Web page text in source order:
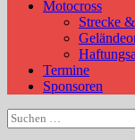
Motocross
Strecke
Termine
Sponsoren
Suchen
nach: